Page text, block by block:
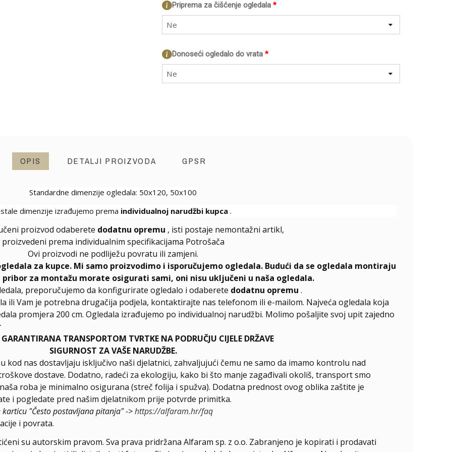
*
Priprema za čišćenje ogledala
Ne
*
Donoseći ogledalo do vrata
Ne
OPIS DETALJI PROIZVODA GPSR
Standardne dimenzije ogledala: 50x120, 50x100
dimenzije izrađujemo prema individualnoj narudžbi kupca .
proizvod odaberete dodatnu opremu , isti postaje nemontažni artikl,
proizvedeni prema individualnim specifikacijama Potrošača
Ovi proizvodi ne podliježu povratu ili zamjeni.
za kupce. Mi samo proizvodimo i isporučujemo ogledala. Budući da se ogledala montiraju
za montažu morate osigurati sami, oni nisu uključeni u naša ogledala.
preporučujemo da konfigurirate ogledalo i odaberete dodatnu opremu .
ili Vam je potrebna drugačija podjela, kontaktirajte nas telefonom ili e-mailom. Najveća ogledala koja
promjera 200 cm. Ogledala izrađujemo po individualnoj narudžbi. Molimo pošaljite svoj upit zajedno
TRANSPORTOM TVRTKE NA PODRUČJU CIJELE DRŽAVE
SIGURNOST ZA VAŠE NARUDŽBE.
kod nas dostavljaju isključivo naši djelatnici, zahvaljujući čemu ne samo da imamo kontrolu nad
dostave. Dodatno, radeći za ekologiju, kako bi što manje zagađivali okoliš, transport smo
roba je minimalno osigurana (streč folija i spužva). Dodatna prednost ovog oblika zaštite je
i pogledate pred našim djelatnikom prije potvrde primitka.
karticu "Često postavljana pitanja" ->https://alfaram.hr/faq
i povrata.
su autorskim pravom. Sva prava pridržana Alfaram sp. z o.o. Zabranjeno je kopirati i prodavati